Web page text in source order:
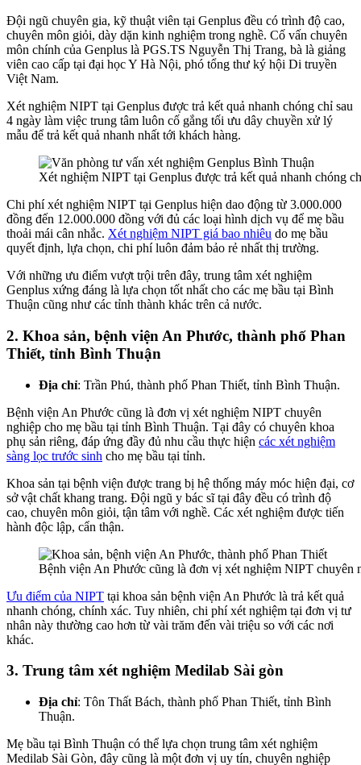
Đội ngũ chuyên gia, kỹ thuật viên tại Genplus đều có trình độ cao,
chuyên môn giỏi, dày dặn kinh nghiệm trong nghề. Cố vấn chuyên
môn chính của Genplus là PGS.TS Nguyễn Thị Trang, bà là giảng
viên cao cấp tại đại học Y Hà Nội, phó tổng thư ký hội Di truyền
Việt Nam.
Xét nghiệm NIPT tại Genplus được trả kết quả nhanh chóng chỉ sau
4 ngày làm việc trung tâm luôn cố gắng tối ưu dây chuyền xử lý
mẫu để trả kết quả nhanh nhất tới khách hàng.
Xét nghiệm NIPT tại Genplus được trả kết quả nhanh chóng
Chi phí xét nghiệm NIPT tại Genplus hiện dao động từ 3.000.000
đồng đến 12.000.000 đồng với đủ các loại hình dịch vụ để mẹ bầu
thoải mái cân nhắc. Xét nghiệm NIPT giá bao nhiêu do mẹ bầu
quyết định, lựa chọn, chi phí luôn đảm bảo rẻ nhất thị trường.
Với những ưu điểm vượt trội trên đây, trung tâm xét nghiệm
Genplus xứng đáng là lựa chọn tốt nhất cho các mẹ bầu tại Bình
Thuận cũng như các tỉnh thành khác trên cả nước.
2. Khoa sản, bệnh viện An Phước, thành phố Phan
Thiết, tỉnh Bình Thuận
Địa chỉ: Trần Phú, thành phố Phan Thiết, tỉnh Bình Thuận.
Bệnh viện An Phước cũng là đơn vị xét nghiệm NIPT chuyên
nghiệp cho mẹ bầu tại tỉnh Bình Thuận. Tại đây có chuyên khoa
phụ sản riêng, đáp ứng đầy đủ nhu cầu thực hiện các xét nghiệm
sàng lọc trước sinh cho mẹ bầu tại tỉnh.
Khoa sản tại bệnh viện được trang bị hệ thống máy móc hiện đại, cơ
sở vật chất khang trang. Đội ngũ y bác sĩ tại đây đều có trình độ
cao, chuyên môn giỏi, tận tâm với nghề. Các xét nghiệm được tiến
hành độc lập, cẩn thận.
Bệnh viện An Phước cũng là đơn vị xét nghiệm NIPT chuyên
Ưu điểm của NIPT tại khoa sản bệnh viện An Phước là trả kết quả
nhanh chóng, chính xác. Tuy nhiên, chi phí xét nghiệm tại đơn vị tư
nhân này thường cao hơn từ vài trăm đến vài triệu so với các nơi
khác.
3. Trung tâm xét nghiệm Medilab Sài gòn
Địa chỉ: Tôn Thất Bách, thành phố Phan Thiết, tỉnh Bình
Thuận.
Mẹ bầu tại Bình Thuận có thể lựa chọn trung tâm xét nghiệm
Medilab Sài Gòn, đây cũng là một đơn vị uy tín, chuyên nghiệp